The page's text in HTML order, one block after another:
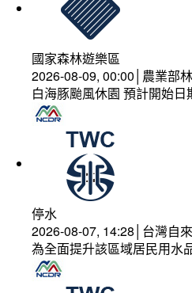
國家森林遊樂區
2026-08-09, 00:00│農業部
白海豚颱風休園 預計開始
停水
2026-08-07, 14:28│台灣自
為全面提升該區域居民用水